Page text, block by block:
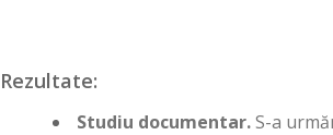
Rezultate:
Studiu documentar.S-a